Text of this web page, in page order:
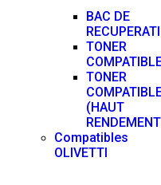
BAC DE
TONER
TONER
(HAUT
Compatibles
OLIVETTI